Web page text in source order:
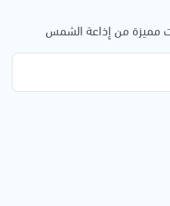
مميزة من إذاعة الشمس